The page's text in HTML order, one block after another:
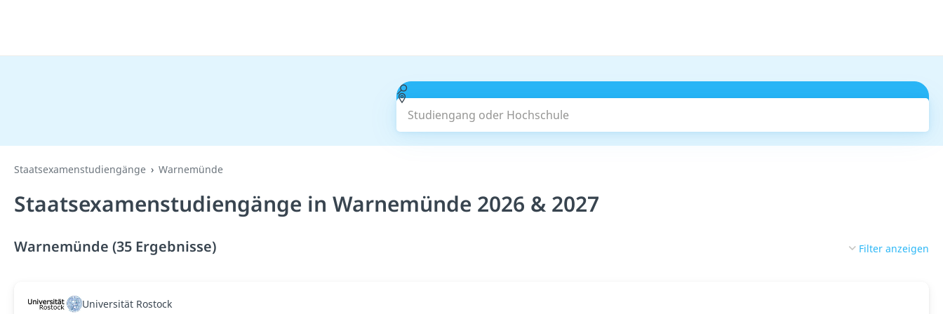
Studiengang oder Hochschule
Staatsexamenstudiengänge Warnemünde
Staatsexamenstudiengänge in Warnemünde 2026 & 2027
Warnemünde (35 Ergebnisse) Filter anzeigen
Universität Rostock